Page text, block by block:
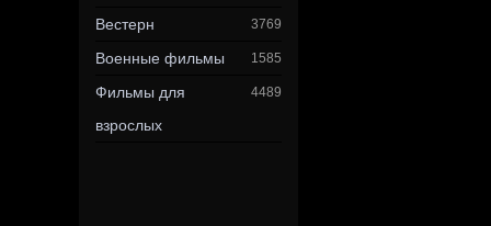
Вестерн 3769
Военные фильмы 1585
Фильмы для
взрослых
4489